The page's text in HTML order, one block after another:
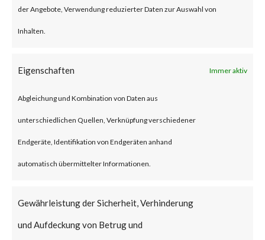
der Angebote, Verwendung reduzierter Daten zur Auswahl von
Inhalten.
Eigenschaften Immer aktiv
Abgleichung und Kombination von Daten aus
unterschiedlichen Quellen, Verknüpfung verschiedener
Endgeräte, Identifikation von Endgeräten anhand
automatisch übermittelter Informationen.
Gewährleistung der Sicherheit, Verhinderung
und Aufdeckung von Betrug und
deploys a backdoor that allows
an attacker to remotely control
remote commands.BlackLotus
leverages CVE-2022-21894
(Secure Boot Security Feature
Bypass vulnerability) to bypass
UEFI Secure Boot. While the
Microsoft in regular Patch
Tuesday January 2022,